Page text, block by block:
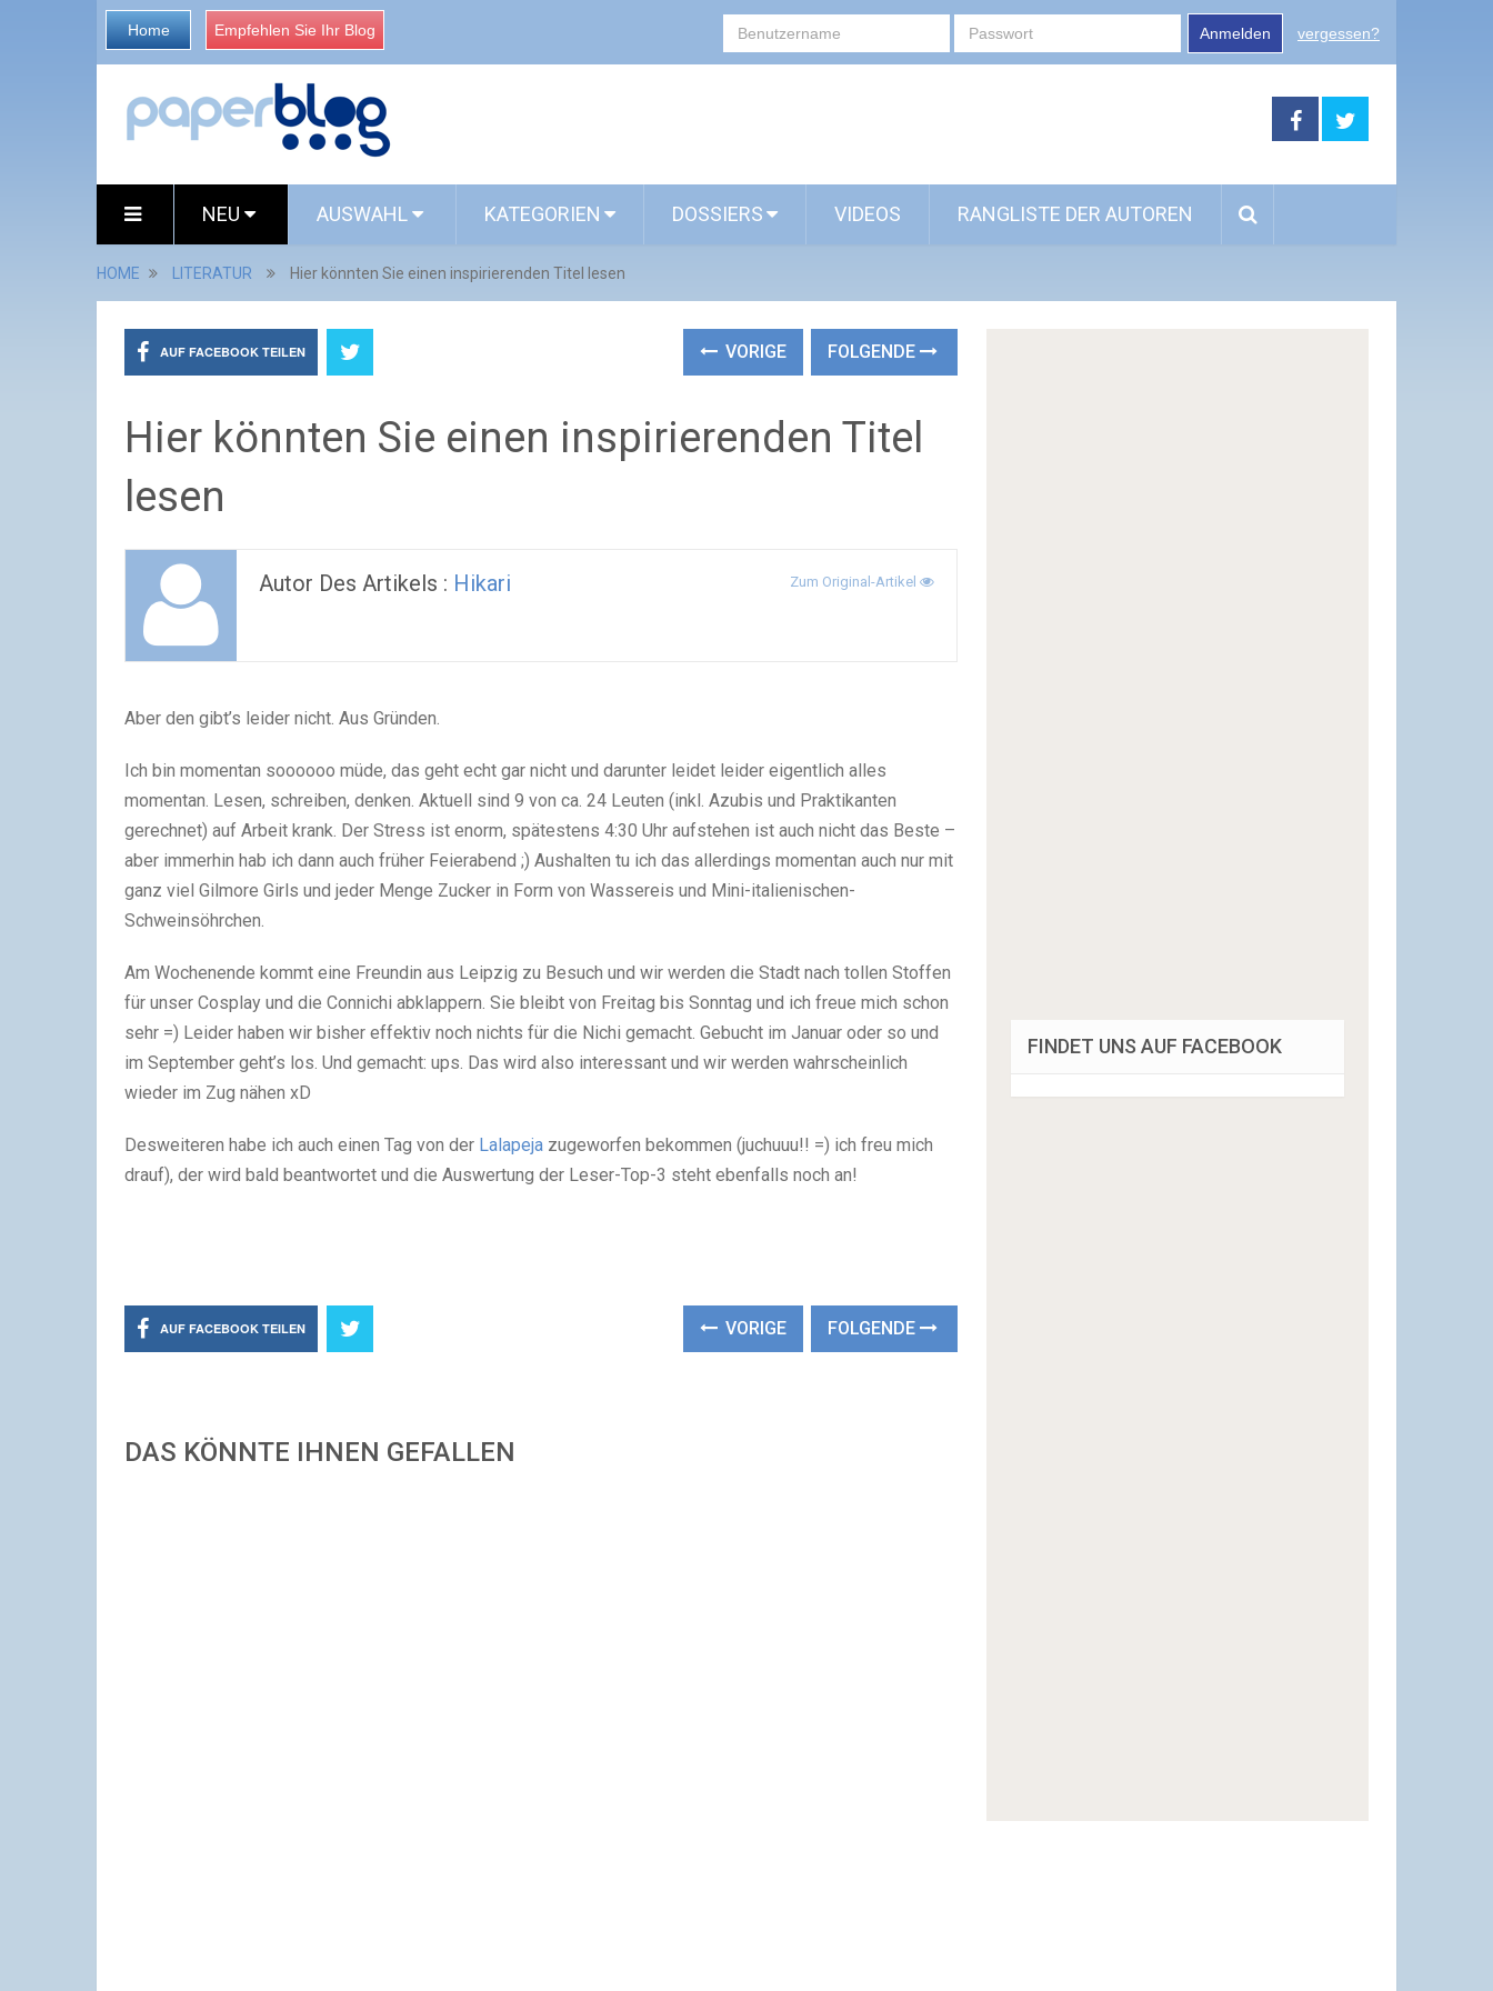
Home Empfehlen Sie Ihr Blog Anmelden vergessen?
NEU AUSWAHL KATEGORIEN DOSSIERS VIDEOS RANGLISTE DER AUTOREN
HOME LITERATUR Hier könnten Sie einen inspirierenden Titel lesen
AUF FACEBOOK TEILEN VORIGE FOLGENDE
Hier könnten Sie einen inspirierenden Titel
lesen
Autor Des Artikels : Hikari Zum Original-Artikel
Aber den gibt’s leider nicht. Aus Gründen.
Ich bin momentan soooooo müde, das geht echt gar nicht und darunter leidet leider eigentlich alles
momentan. Lesen, schreiben, denken. Aktuell sind 9 von ca. 24 Leuten (inkl. Azubis und Praktikanten
gerechnet) auf Arbeit krank. Der Stress ist enorm, spätestens 4:30 Uhr aufstehen ist auch nicht das Beste –
aber immerhin hab ich dann auch früher Feierabend ;) Aushalten tu ich das allerdings momentan auch nur mit
ganz viel Gilmore Girls und jeder Menge Zucker in Form von Wassereis und Mini-italienischen-
Schweinsöhrchen.
Am Wochenende kommt eine Freundin aus Leipzig zu Besuch und wir werden die Stadt nach tollen Stoffen
für unser Cosplay und die Connichi abklappern. Sie bleibt von Freitag bis Sonntag und ich freue mich schon
sehr =) Leider haben wir bisher effektiv noch nichts für die Nichi gemacht. Gebucht im Januar oder so und
im September geht’s los. Und gemacht: ups. Das wird also interessant und wir werden wahrscheinlich
wieder im Zug nähen xD
Desweiteren habe ich auch einen Tag von der Lalapeja zugeworfen bekommen (juchuuu!! =) ich freu mich
drauf), der wird bald beantwortet und die Auswertung der Leser-Top-3 steht ebenfalls noch an!
AUF FACEBOOK TEILEN VORIGE FOLGENDE
DAS KÖNNTE IHNEN GEFALLEN
FINDET UNS AUF FACEBOOK